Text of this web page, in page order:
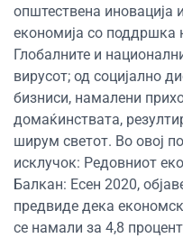
општествена иновација
економија со поддршка
Глобалните и
вирусот; од социјално
бизниси, намалени
домаќинствата,
ширум светот. Во овој
исклучок: Редовниот
Балкан: Есен 2020,
предвиде дека
се намали за 4,8